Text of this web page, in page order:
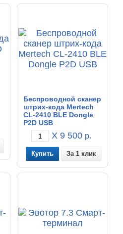
Беспроводной сканер
штрих-кода Mertech
CL-2410 BLE Dongle
P2D USB
X 9 500 р.
За 1 клик